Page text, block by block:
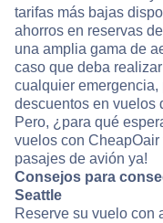
tarifas más bajas
ahorros en reservas
una amplia gama de
caso que deba
cualquier emergencia,
descuentos en vuelos
Pero, ¿para qué
vuelos con CheapOair
pasajes de avión ya!
Consejos para
Seattle
Reserve su vuelo con